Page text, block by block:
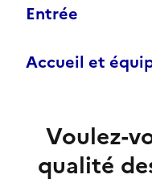
Entrée
Accueil et
Voulez-
qualité